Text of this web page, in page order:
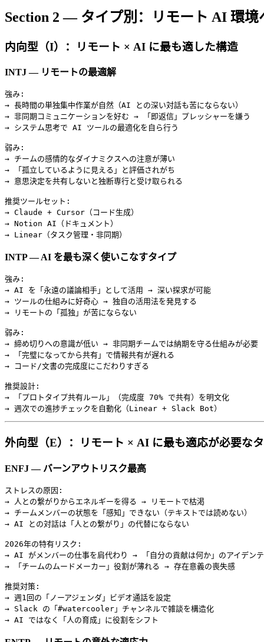
Section 2 — タイプ別：リモート AI 環境
内向型（I）：リモート × AI に最も適した構造
INTJ — リモートの最適解
強み:
→ 長時間の単独集中作業が自然（AI との深い対話も苦にならない）
→ 非同期コミュニケーションを好む → 「即返信」プレッシャーを嫌う
→ システム思考で AI ツールの最適化を自ら行う
弱み:
→ チームの感情的なダイナミクスへの注意が薄い
→ 「孤立しているように見える」と評価されがち
→ 意思決定を共有しないと独断専行と受け取られる
推奨ツールセット:
→ Claude + Cursor（コード生成）
→ Notion AI（ドキュメント）
INTP — AI を最も深く使いこなすタイプ
強み:
→ AI を「永遠の議論相手」として活用 → 深い探求が可能
→ ツールの仕組みに好奇心 → 独自の活用法を発見する
→ リモートの「孤独」が苦にならない
弱み:
→ 締め切りへの意識が低い → 非同期チームでは納期を守る仕組みが必要
→ 「完璧になってから共有」で情報共有が遅れる
→ コード/文書の完成度にこだわりすぎる
推奨設計:
→ 「プロトタイプ共有ルール」（完成度 70% で共有）を明文化
外向型（E）：リモート × AI に最も適応が必要な
ENFJ — バーンアウトリスク最高
ストレスの原因:
→ 人との繋がりからエネルギーを得る → リモートで枯渇
→ チームメンバーの状態を「感知」できない（テキストでは読めない）
→ AI との対話は「人との繋がり」の代替にならない
2026年の特有リスク:
→ AI がメンバーの仕事を肩代わり → 「自分の貢献は何か」のアイデンテ
→ 「チームのムードメーカー」役割が薄れる → 存在意義の喪失感
推奨対策:
→ 週1回の「ノーアジェンダ」ビデオ通話を設定
→ Slack の「#watercooler」チャンネルで雑談を構造化